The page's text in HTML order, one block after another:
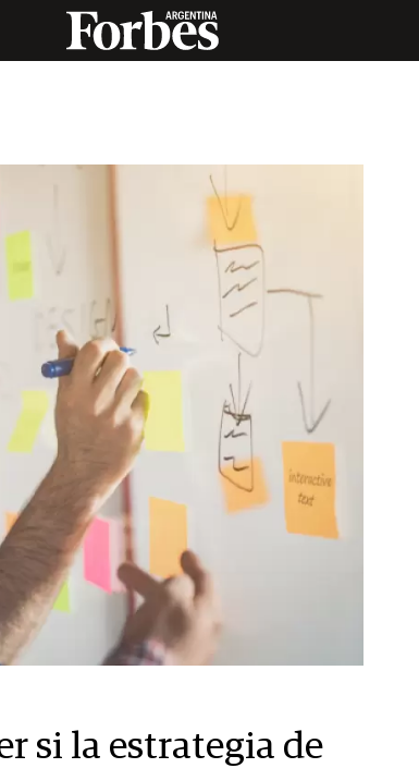
si la estrategia de